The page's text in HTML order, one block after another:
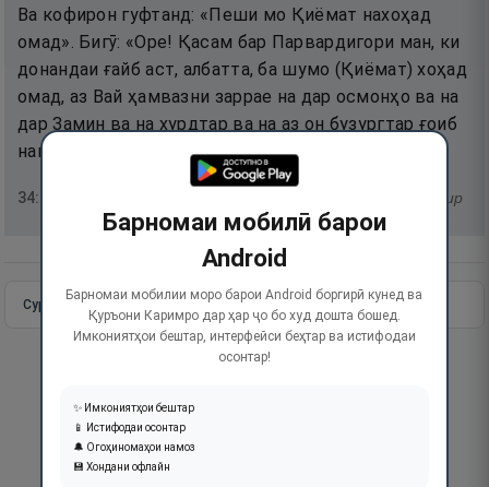
Ва кофирон гуфтанд: «Пеши мо Қиёмат нахоҳад
омад». Бигӯ: «Оре! Қасам бар Парвардигори ман, ки
донандаи ғайб аст, албатта, ба шумо (Қиёмат) хоҳад
омад, аз Вай ҳамвазни заррае на дар осмонҳо ва на
дар Замин ва на хурдтар ва на аз он бузургтар ғоиб
намешавад, магар дар Китоби ошкор сабт аст»,
34: тафсир
Сураи пурра Идома додан
Барномаи мобилӣ барои
Android
Барномаи мобилии моро барои Android боргирӣ кунед ва
Қуръони Каримро дар ҳар ҷо бо худ дошта бошед.
Имкониятҳои бештар, интерфейси беҳтар ва истифодаи
осонтар!
✨ Имкониятҳои бештар
📱 Истифодаи осонтар
🔔 Огоҳиномаҳои намоз
💾 Хондани офлайн